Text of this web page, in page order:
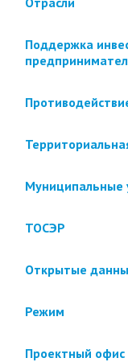
Поддержка
Муниципальные
ТОСЭР
Открытые
Режим
Проектный офис